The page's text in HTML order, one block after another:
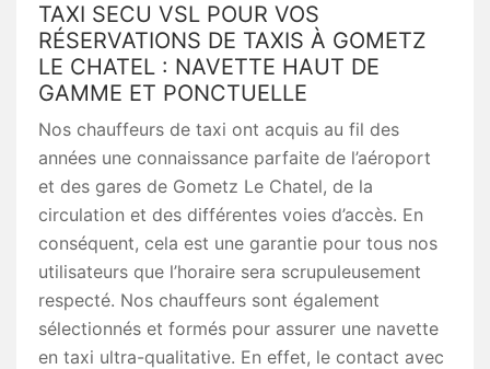
TAXI SECU VSL POUR VOS
RÉSERVATIONS DE TAXIS À GOMETZ
LE CHATEL : NAVETTE HAUT DE
GAMME ET PONCTUELLE
Nos chauffeurs de taxi ont acquis au fil des
années une connaissance parfaite de l’aéroport
et des gares de Gometz Le Chatel, de la
circulation et des différentes voies d’accès. En
conséquent, cela est une garantie pour tous nos
utilisateurs que l’horaire sera scrupuleusement
respecté. Nos chauffeurs sont également
sélectionnés et formés pour assurer une navette
en taxi ultra-qualitative. En effet, le contact avec